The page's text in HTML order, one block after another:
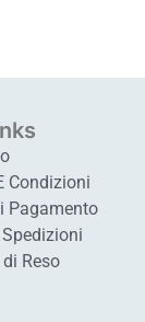
Condizioni
Pagamento
Reso